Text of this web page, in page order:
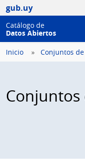
gub.uy
Catálogo de
Datos Abiertos
Inicio Conjuntos de
Conjuntos